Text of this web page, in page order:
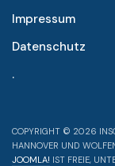
Impressum
Datenschutz
.
COPYRIGHT © 2026
HANNOVER UND
JOOMLA! IST FREIE,